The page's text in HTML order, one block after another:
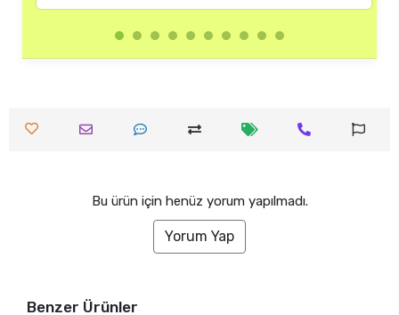
Bu ürün için henüz yorum yapılmadı.
Yorum Yap
Benzer Ürünler